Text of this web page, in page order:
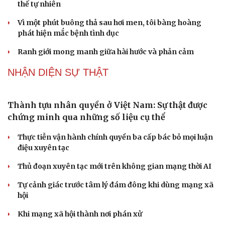
Sau 1 tháng sáp nhập tổ dân phố: Công nghệ không thể
thay cán bộ đi gặp dân
QUỐC HỘI
Không để quá trình đô thị hóa Bắc Ninh làm đứt
ĐBQH đề xuất làm rõ bản sắc kiến trúc Việt Nam trong
Luật Kiến trúc
Bí thư Quảng Ninh: Trăn trở nhất là người dân được gì
khi tỉnh lên thành phố
ĐBQH TP Hà Nội "hiến kế" khai thác hiệu quả đường
Vành đai 5 - Vùng Thủ đô
ĐBQH lo ngại áp lực cân đối vốn cho hai siêu dự án giao
thông gần 580.000 tỷ đồng